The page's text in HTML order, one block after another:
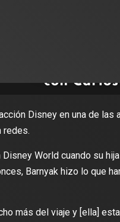
Disney en una de las
redes.
World cuando su
Barnyak hizo lo que
más del viaje y [ella]